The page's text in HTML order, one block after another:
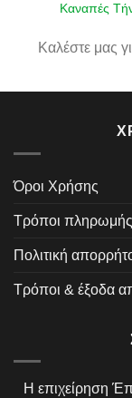
Καναπές
Καλέστε μας
Όροι Χρήσης
Τρόποι πληρωμής
Πολιτική
Τρόποι & έξοδα
Η επιχείρηση